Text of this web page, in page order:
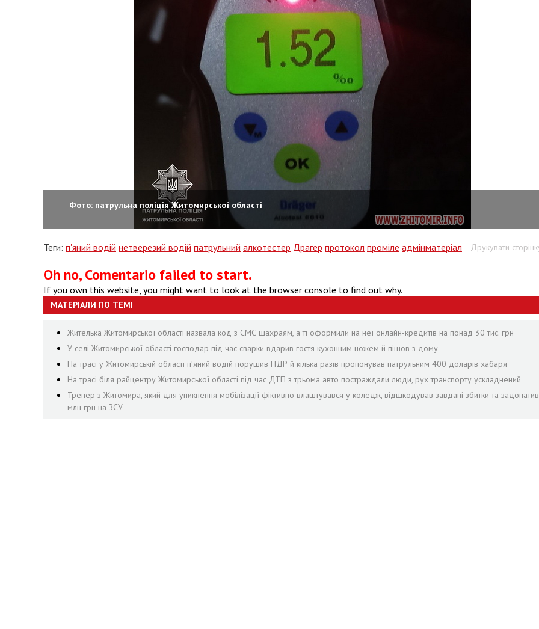
Фото: патрульна поліція Житомирської області
Друкувати
Теги: п'яний водій нетверезий водій патрульний алкотестер Драгер протокол проміле адмінматеріал
Oh no, Comentario failed to start.
If you own this website, you might want to look at the browser console to find out why.
МАТЕРІАЛИ ПО ТЕМІ
Жителька Житомирської області назвала код з СМС шахраям, а ті оформили на неї онлайн-кредитів на понад 30 тис. грн
У селі Житомирської області господар під час сварки вдарив гостя кухонним ножем й пішов з дому
На трасі у Житомирській області п’яний водій порушив ПДР й кілька разів пропонував патрульним 400 доларів хабаря
На трасі біля райцентру Житомирської області під час ДТП з трьома авто постраждали люди, рух транспорту ускладнений
Тренер з Житомира, який для уникнення мобілізації фіктивно влаштувався у коледж, відшкодував завдані збитки та
млн грн на ЗСУ